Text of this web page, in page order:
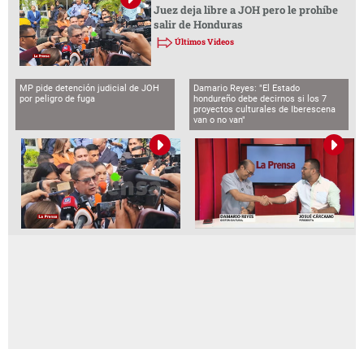
Juez deja libre a JOH pero le prohíbe
salir de Honduras
Últimos Videos
MP pide detención judicial de JOH
por peligro de fuga
Damario Reyes: "El Estado
hondureño debe decirnos si los 7
proyectos culturales de Iberescena
van o no van"